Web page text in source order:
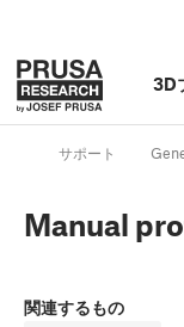
3D
サポート
Manual
関連するもの